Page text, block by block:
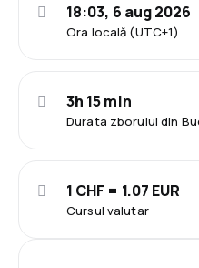
Ora locală (UTC+1)
18:03, 6 aug 2026
Durata zborului din
3h 15 min
Cursul valutar
1 CHF = 1.07 EUR